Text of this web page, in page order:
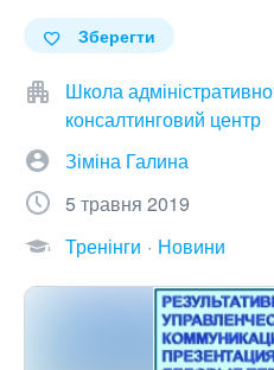
Зберегти
Школа
консалтинговий центр
Зіміна Галина
5 травня 2019
Тренінги
Новини